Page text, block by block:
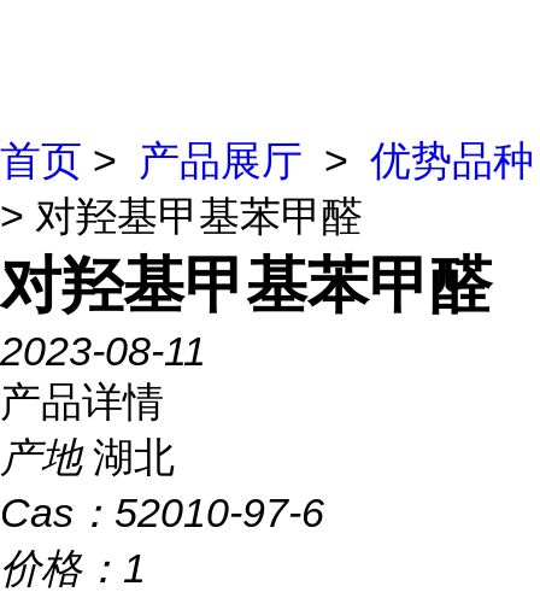
首页 > 产品展厅 > 优势品种
> 对羟基甲基苯甲醛
对羟基甲基苯甲醛
2023-08-11
产品详情
产地 湖北
Cas： 52010-97-6
价格： 1